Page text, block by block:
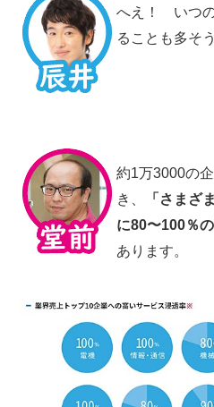
へえ！ いつの
ることも多そう
約1万3000の
き、
「さまざ
に80〜100％
あります。